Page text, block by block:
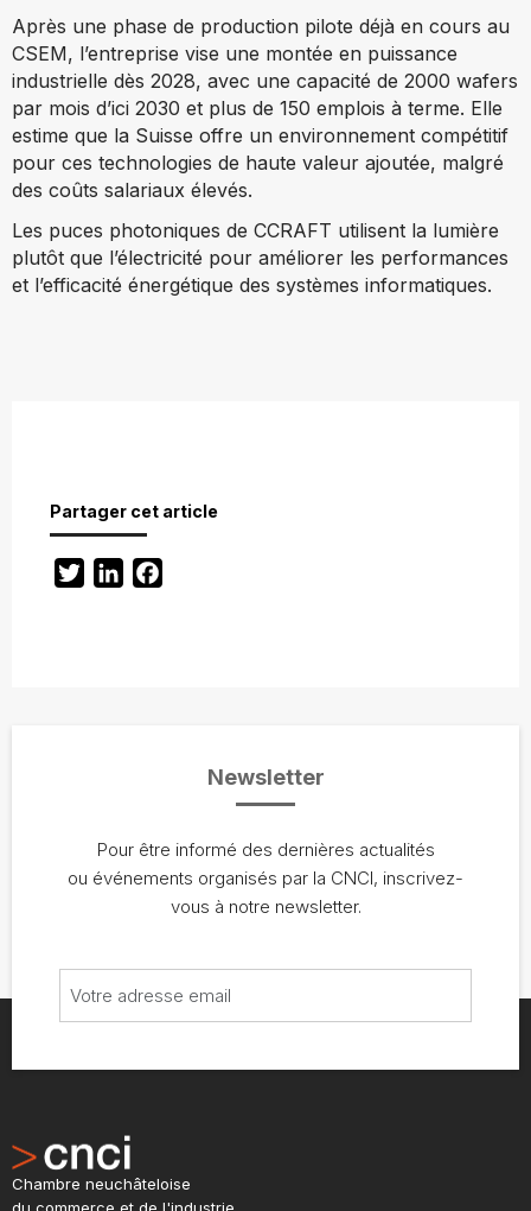
Après une phase de production pilote déjà en cours au
CSEM, l’entreprise vise une montée en puissance
industrielle dès 2028, avec une capacité de 2000 wafers
par mois d’ici 2030 et plus de 150 emplois à terme. Elle
estime que la Suisse offre un environnement compétitif
pour ces technologies de haute valeur ajoutée, malgré
des coûts salariaux élevés.
Les puces photoniques de CCRAFT utilisent la lumière
plutôt que l’électricité pour améliorer les performances
et l’efficacité énergétique des systèmes informatiques.
Partager cet article
TwitterLinkedIn
Newsletter
Pour être informé des dernières actualités
ou événements organisés par la CNCI, inscrivez-
vous à notre newsletter.
Chambre neuchâteloise